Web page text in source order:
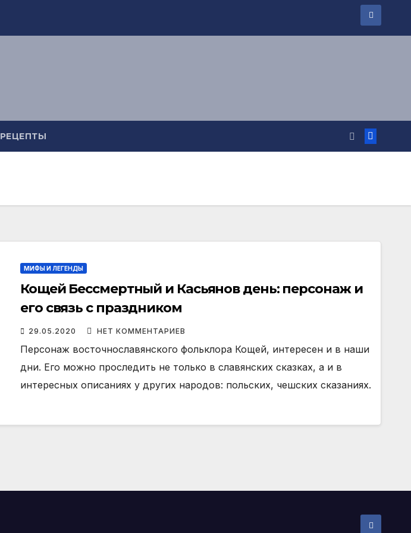
РЕЦЕПТЫ
МИФЫ И ЛЕГЕНДЫ
Кощей Бессмертный и Касьянов день: персонаж и
его связь с праздником
29.05.2020 НЕТ КОММЕНТАРИЕВ
Персонаж восточнославянского фольклора Кощей, интересен и в наши
дни. Его можно проследить не только в славянских сказках, а и в
интересных описаниях у других народов: польских, чешских сказаниях.